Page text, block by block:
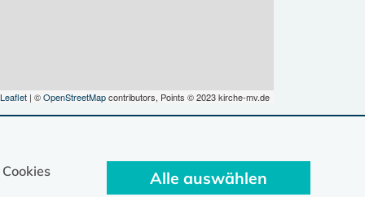
Leaflet| ©OpenStreetMapcontributors, Points © 2023 kirche-mv.de
Alle auswählen